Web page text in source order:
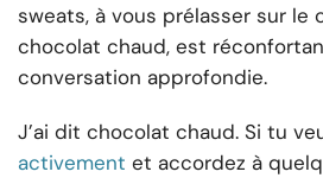
sweats, à vous prélasser sur le
chocolat chaud, est
conversation approfondie.
J’ai dit chocolat chaud. Si tu
activement et accordez à